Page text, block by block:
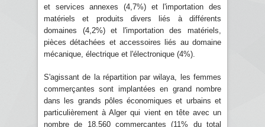
et services annexes (4,7%) et l'importation des
matériels et produits divers liés à différents
domaines (4,2%) et l'importation des matériels,
pièces détachées et accessoires liés au domaine
mécanique, électrique et l'électronique (4%).
S'agissant de la répartition par wilaya, les femmes
commerçantes sont implantées en grand nombre
dans les grands pôles économiques et urbains et
particulièrement à Alger qui vient en tête avec un
nombre de 18.560 commerçantes (11% du total